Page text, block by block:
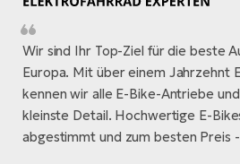
Wir sind Ihr Top-Ziel für die beste
Europa. Mit über einem Jahrzehnt
kennen wir alle E-Bike-Antriebe
kleinste Detail. Hochwertige E-
abgestimmt und zum besten Preis